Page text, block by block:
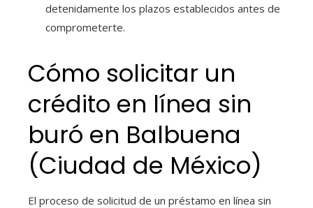
detenidamente los plazos establecidos antes de
comprometerte.
Cómo solicitar un
crédito en línea sin
buró en Balbuena
(Ciudad de México)
El proceso de solicitud de un préstamo en línea sin